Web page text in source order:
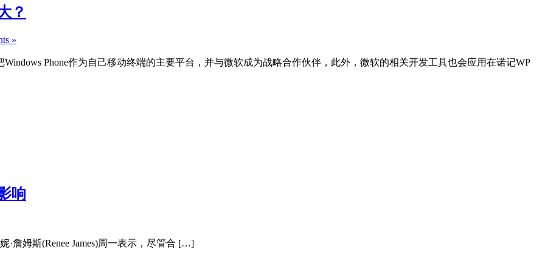
？
»
Phone作为自己移动终端的主要平台，并与微软成为战略合作伙伴，此外，微软的相关开发工具也会应用在诺记WP
响
詹姆斯(Renee James)周一表示，尽管合 […]